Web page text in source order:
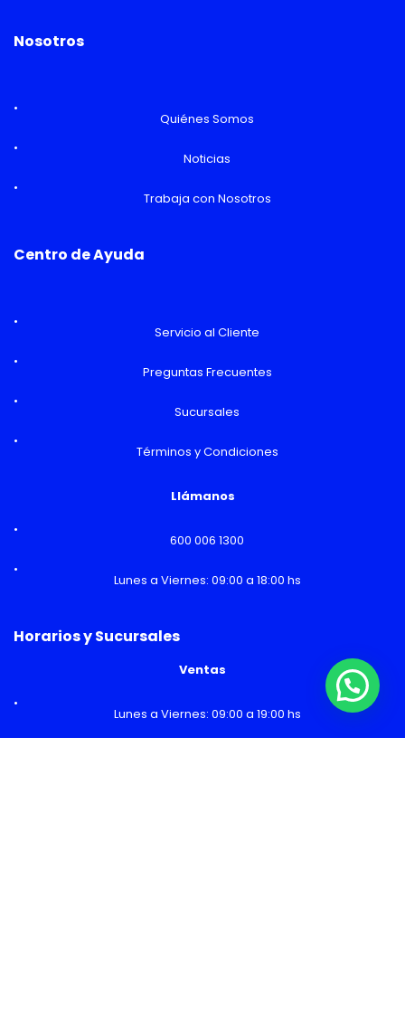
Nosotros
Quiénes Somos
Noticias
Trabaja con Nosotros
Centro de Ayuda
Servicio al Cliente
Preguntas Frecuentes
Sucursales
Términos y Condiciones
Llámanos
600 006 1300
Lunes a Viernes: 09:00 a 18:00 hs
Horarios y Sucursales
Ventas
Lunes a Viernes: 09:00 a 19:00 hs